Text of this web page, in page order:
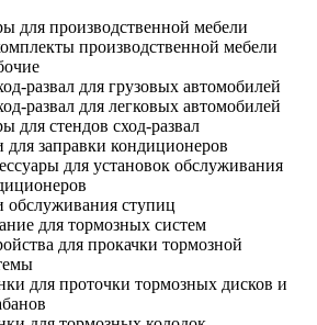
для производственной мебели
производственной мебели
развал для грузовых автомобилей
развал для легковых автомобилей
для стендов сход-развал
для заправки кондиционеров
для установок обслуживания
обслуживания ступиц
для тормозных систем
для прокачки тормозной
для проточки тормозных дисков и